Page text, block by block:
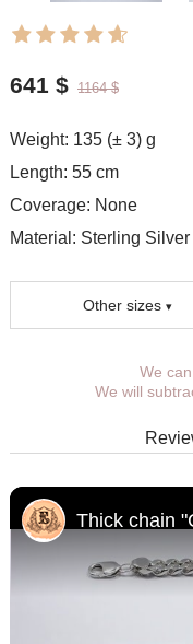
641 $ 1164 $
Weight: 135 (± 3) g
Length: 55 cm
Coverage: None
Material: Sterling Silver
Other sizes
We
We will